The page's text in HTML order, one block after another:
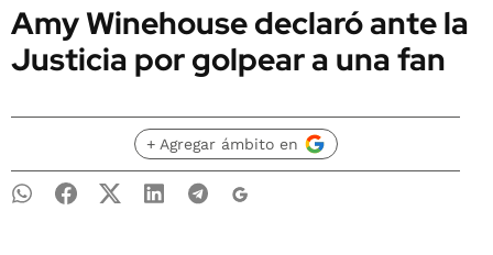
Amy Winehouse declaró ante la
Justicia por golpear a una fan
+ Agregar ámbito en